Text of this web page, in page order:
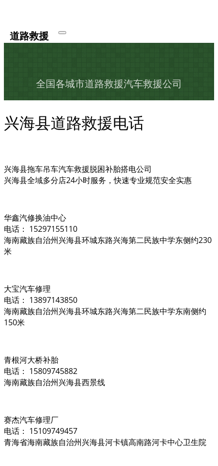
道路救援
全国各城市道路救援汽车救援公司
兴海县道路救援电话
兴海县拖车吊车汽车救援脱困补胎搭电公司
兴海县全域多分店24小时服务，快速专业规范安全实惠
华鑫汽修换油中心
电话： 15297155110
海南藏族自治州兴海县环城东路兴海第二民族中学东侧约230
米
大宝汽车修理
电话： 13897143850
海南藏族自治州兴海县环城东路兴海第二民族中学东南侧约
150米
青根河大桥补胎
电话： 15809745882
海南藏族自治州兴海县西景线
赛杰汽车修理厂
电话： 15109749457
青海省海南藏族自治州兴海县河卡镇高南路河卡中心卫生院